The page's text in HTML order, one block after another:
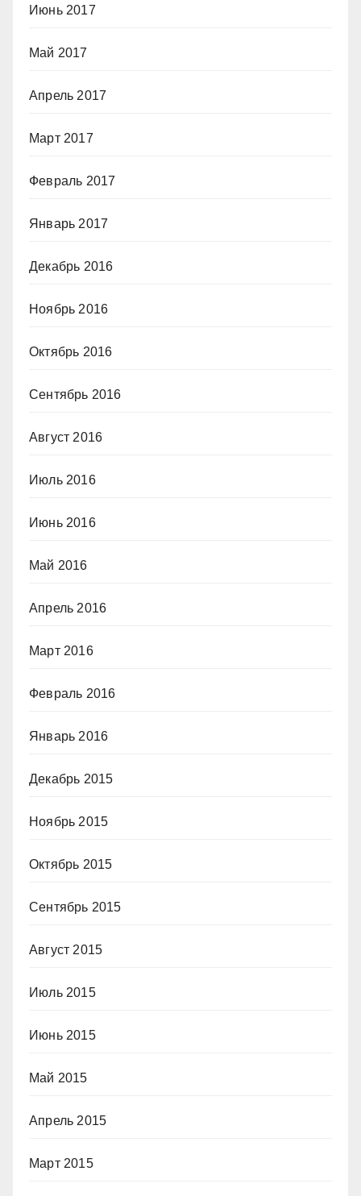
Июнь 2017
Май 2017
Апрель 2017
Март 2017
Февраль 2017
Январь 2017
Декабрь 2016
Ноябрь 2016
Октябрь 2016
Сентябрь 2016
Август 2016
Июль 2016
Июнь 2016
Май 2016
Апрель 2016
Март 2016
Февраль 2016
Январь 2016
Декабрь 2015
Ноябрь 2015
Октябрь 2015
Сентябрь 2015
Август 2015
Июль 2015
Июнь 2015
Май 2015
Апрель 2015
Март 2015